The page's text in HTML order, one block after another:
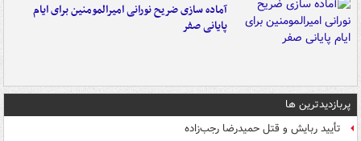
آماده سازی ضریح نورانی امیرالمومنین برای ایام
پایانی صفر
پربازدیدترین ها
تأیید ربایش و قتل حمیدرضا رجب‌زاده